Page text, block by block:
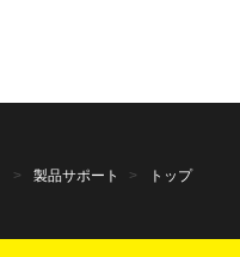
製品サポート トップ